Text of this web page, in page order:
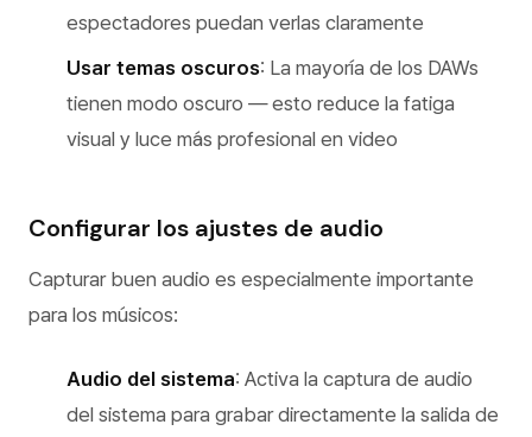
espectadores puedan verlas claramente
Usar temas oscuros: La mayoría de los DAWs
tienen modo oscuro — esto reduce la fatiga
visual y luce más profesional en video
Configurar los ajustes de audio
Capturar buen audio es especialmente importante
para los músicos:
Audio del sistema: Activa la captura de audio
del sistema para grabar directamente la salida de